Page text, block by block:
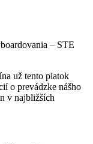
– STE
už tento piatok
o prevádzke nášho
v najbližších